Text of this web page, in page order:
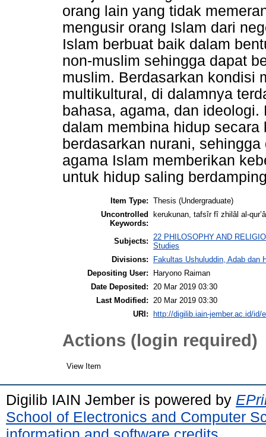
orang lain yang tidak
mengusir orang Islam dari
Islam berbuat baik dalam
non-muslim sehingga dapat
muslim. Berdasarkan kondisi
multikultural, di dalamnya
bahasa, agama, dan
dalam membina hidup
berdasarkan nurani,
agama Islam memberikan
untuk hidup saling
Item Type: Thesis (Undergraduate)
Uncontrolled
Keywords:
kerukunan, tafsîr fî zhilâl al-
Subjects:
22 PHILOSOPHY AND
Studies
Divisions:
Fakultas Ushuluddin, Adab dan
Depositing User:
Haryono Raiman
Date Deposited:
20 Mar 2019 03:30
Last Modified:
20 Mar 2019 03:30
URI:
http://digilib.iain-jember.ac.id/id/
Actions (login required)
View Item
Digilib IAIN Jember is powered by
School of Electronics and Computer